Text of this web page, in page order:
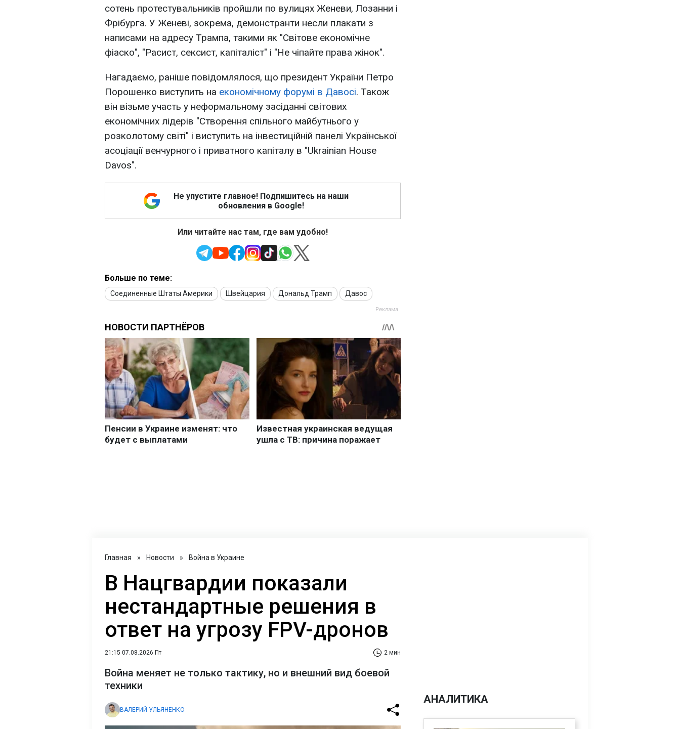
сотень протестувальників пройшли по вулицях Женеви, Лозанни і
Фрібурга. У Женеві, зокрема, демонстранти несли плакати з
написами на адресу Трампа, такими як "Світове економічне
фіаско", "Расист, сексист, капіталіст" і "Не чіпайте права жінок".
Нагадаємо, раніше повідомлялося, що президент України Петро
Порошенко виступить на економічному форумі в Давосі. Також
він візьме участь у неформальному засіданні світових
економічних лідерів "Створення спільного майбутнього у
розколотому світі" і виступить на інвестиційній панелі Української
асоціації венчурного і приватного капіталу в "Ukrainian House
Davos".
Не упустите главное! Подпишитесь на наши
обновления в Google!
Или читайте нас там, где вам удобно!
Больше по теме:
Соединенные Штаты Америки Швейцария Дональд Трамп Давос
Главная » Новости » Война в Украине
В Нацгвардии показали
нестандартные решения в
ответ на угрозу FPV-дронов
21:15 07.08.2026 Пт 2 мин
Война меняет не только тактику, но и внешний вид боевой
техники
ВАЛЕРИЙ УЛЬЯНЕНКО
АНАЛИТИКА